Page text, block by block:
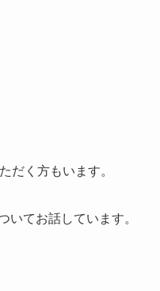
だく方もいます。
てお話しています。